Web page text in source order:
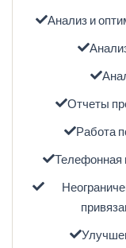
Анализ и
Отчеты
Работа
Телефонная